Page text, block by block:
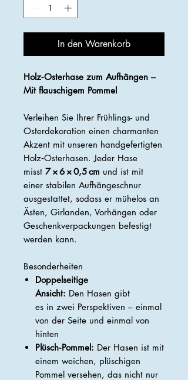
In den Warenkorb
Holz‑Osterhase zum Aufhängen –
Mit flauschigem Pommel
Verleihen Sie Ihrer Frühlings- und
Osterdekoration einen charmanten
Akzent mit unseren handgefertigten
Holz‑Osterhasen. Jeder Hase
misst 7 × 6 × 0,5 cm und ist mit
einer stabilen Aufhängeschnur
ausgestattet, sodass er mühelos an
Ästen, Girlanden, Vorhängen oder
Geschenkverpackungen befestigt
werden kann.
Besonderheiten
Doppelseitige
Ansicht: Den Hasen gibt
es in zwei Perspektiven – einmal
von der Seite und einmal von
hinten
Plüsch‑Pommel: Der Hasen ist mit
einem weichen, plüschigen
Pommel versehen, das nicht nur